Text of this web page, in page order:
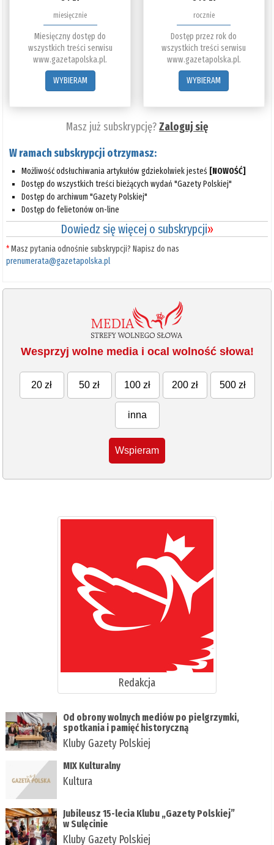
miesięcznie
Miesięczny dostęp do
wszystkich treści serwisu
www.gazetapolska.pl.
WYBIERAM
rocznie
Dostęp przez rok do
wszystkich treści serwisu
www.gazetapolska.pl.
WYBIERAM
Masz już subskrypcję?Zaloguj się
W ramach subskrypcji otrzymasz:
Możliwość odsłuchiwania artykułów gdziekolwiek jesteś [NOWOŚĆ]
Dostęp do wszystkich treści bieżących wydań "Gazety Polskiej"
Dostęp do archiwum "Gazety Polskiej"
Dostęp do felietonów on-line
Dowiedz się więcej o subskrypcji»
*Masz pytania odnośnie subskrypcji? Napisz do nas
prenumerata@gazetapolska.pl
Wesprzyj wolne media i ocal wolność słowa!
20 zł 50 zł 100 zł 200 zł 500 zł
inna
Wspieram
Redakcja
Od obrony wolnych mediów po pielgrzymki,
spotkania i pamięć historyczną
Kluby Gazety Polskiej
MIX Kulturalny
Kultura
Jubileusz 15-lecia Klubu „Gazety Polskiej”
w Sulęcinie
Kluby Gazety Polskiej